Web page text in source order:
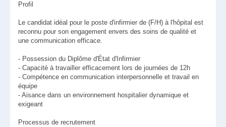
Profil
Le candidat idéal pour le poste d'infirmier de (F/H) à l'hôpital est
reconnu pour son engagement envers des soins de qualité et
une communication efficace.
- Possession du Diplôme d'État d'Infirmier
- Capacité à travailler efficacement lors de journées de 12h
- Compétence en communication interpersonnelle et travail en
équipe
- Aisance dans un environnement hospitalier dynamique et
exigeant
Processus de recrutement